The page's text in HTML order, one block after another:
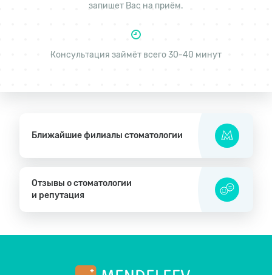
запишет Вас на приём.
Консультация займёт всего 30-40 минут
Ближайшие филиалы стоматологии
Отзывы о стоматологии
и репутация